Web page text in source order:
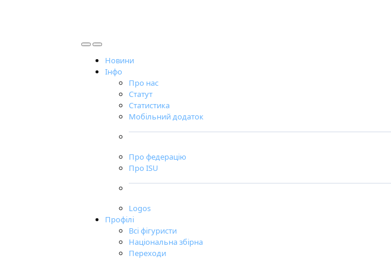
Новини
Інфо
Про нас
Статут
Статистика
Мобільний додаток
Про федерацію
Про ISU
Logos
Профілі
Всі фігуристи
Національна збірна
Переходи